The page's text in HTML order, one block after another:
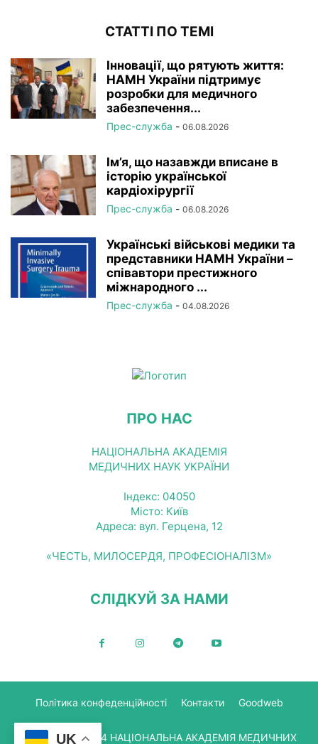
СТАТТІ ПО ТЕМІ
Інновації, що рятують життя:
НАМН України підтримує
розробки для медичного
забезпечення...
Прес-служба - 06.08.2026
Ім’я, що назавжди вписане в
історію української
кардіохірургії
Прес-служба - 06.08.2026
Українські військові медики та
представники НАМН України –
співавтори престижного
міжнародного ...
Прес-служба - 04.08.2026
ПРО НАС
НАЦІОНАЛЬНА АКАДЕМІЯ
МЕДИЧНИХ НАУК УКРАЇНИ
Індекс: 04050
Місто: Київ
Адреса: вул. Герцена, 12
«ЧЕСТЬ, МИЛОСЕРДЯ, ПРОФЕСІОНАЛІЗМ»
СЛІДКУЙ ЗА НАМИ
Політика конфеденційності Контакти Goodweb
© Copyright 2024 НАЦІОНАЛЬНА АКАДЕМІЯ МЕДИЧНИХ
UK